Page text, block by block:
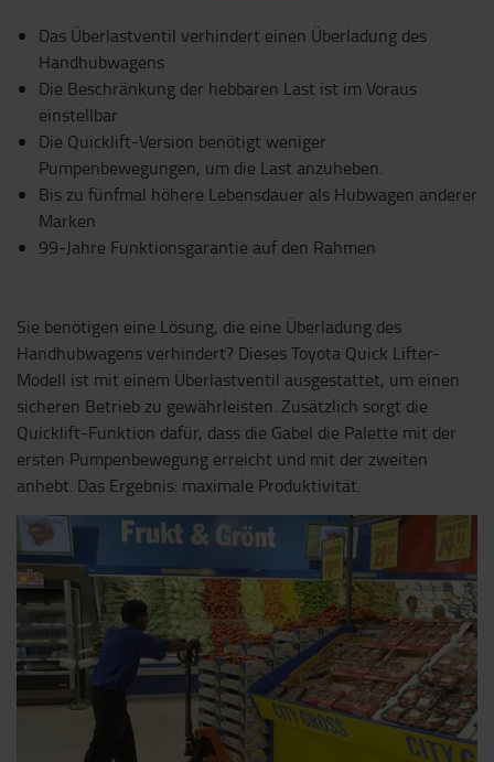
Das Überlastventil verhindert einen Überladung des
Handhubwagens
Die Beschränkung der hebbaren Last ist im Voraus
einstellbar
Die Quicklift-Version benötigt weniger
Pumpenbewegungen, um die Last anzuheben.
Bis zu fünfmal höhere Lebensdauer als Hubwagen anderer
Marken
99-Jahre Funktionsgarantie auf den Rahmen
Sie benötigen eine Lösung, die eine Überladung des
Handhubwagens verhindert? Dieses Toyota Quick Lifter-
Modell ist mit einem Überlastventil ausgestattet, um einen
sicheren Betrieb zu gewährleisten. Zusätzlich sorgt die
Quicklift-Funktion dafür, dass die Gabel die Palette mit der
ersten Pumpenbewegung erreicht und mit der zweiten
anhebt. Das Ergebnis: maximale Produktivität.